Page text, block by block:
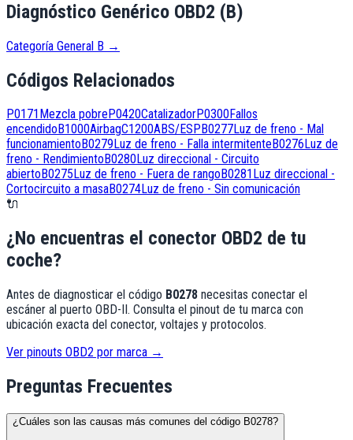
Diagnóstico Genérico OBD2 (B)
Categoría General B →
Códigos Relacionados
P0171 Mezcla pobre P0420CatalizadorP0300 Fallos
encendido B1000AirbagC1200ABS/ESP B0277Luz de freno - Mal
funcionamiento B0279 Luz de freno - Falla intermitente B0276 Luz de
freno - Rendimiento B0280 Luz direccional - Circuito
abierto B0275 Luz de freno - Fuera de rango B0281 Luz direccional -
Cortocircuito a masaB0274Luz de freno - Sin comunicación
🔌
¿No encuentras el conector OBD2 de tu
coche?
Antes de diagnosticar el código B0278 necesitas conectar el
escáner al puerto OBD-II. Consulta el pinout de tu marca con
ubicación exacta del conector, voltajes y protocolos.
Ver pinouts OBD2 por marca →
Preguntas Frecuentes
¿Cuáles son las causas más comunes del código B0278?